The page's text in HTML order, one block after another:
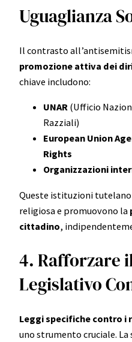
Uguaglianza
Il contrasto
promozione attiva dei
chiave includono:
UNAR (Ufficio
Razziali)
European Union
Rights
Organizzazioni
Queste istituzioni
religiosa e promuovono la
cittadino,
4. Rafforzare
Legislativo
Leggi specifiche contro i
uno strumento cruciale.